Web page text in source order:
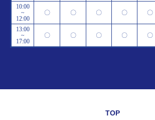
10:00
~
12:00
〇 〇 〇 〇 〇
13:00
~
17:00
〇 〇 〇 〇 〇
TOP